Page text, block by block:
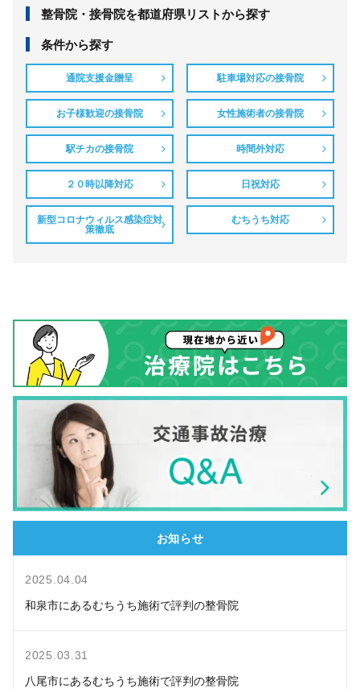
整⾻院・接⾻院を都道府県リストから探す
条件から探す
通院支援金贈呈 駐車場対応の接骨院
お子様歓迎の接骨院 女性施術者の接骨院
駅チカの接骨院 時間外対応
２０時以降対応 日祝対応
新型コロナウィルス感染症対
策徹底
むちうち対応
お知らせ
2025.04.04
和泉市にあるむちうち施術で評判の整骨院
2025.03.31
八尾市にあるむちうち施術で評判の整骨院